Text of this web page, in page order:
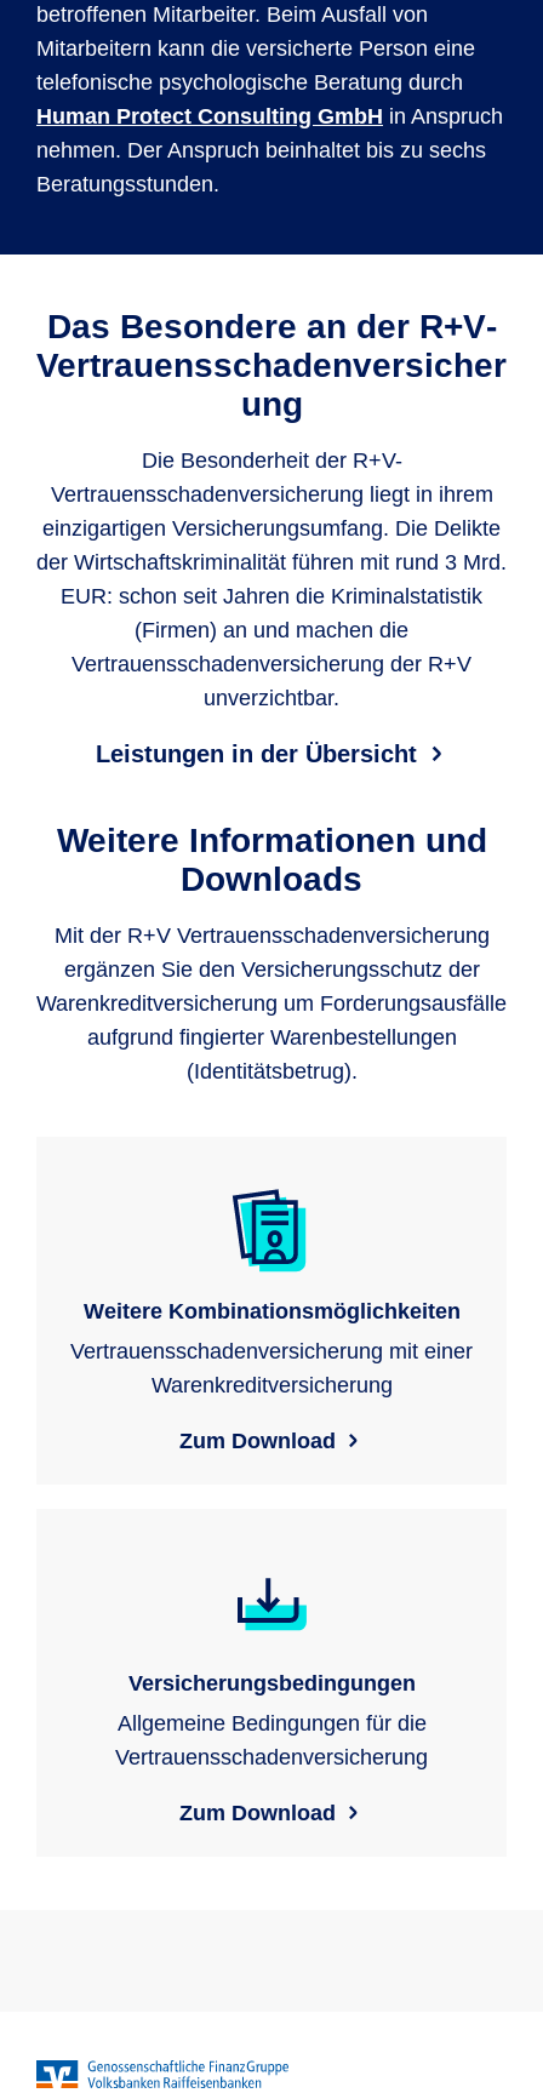
betroffenen Mitarbeiter. Beim Ausfall von
Mitarbeitern kann die versicherte Person eine
telefonische psychologische Beratung durch
Human Protect Consulting GmbH in Anspruch
nehmen. Der Anspruch beinhaltet bis zu sechs
Beratungsstunden.
Das Besondere an der R+V­
Vertrauensschadenversicher
ung
Die Besonderheit der R+V-
Vertrauensschadenversicherung liegt in ihrem
einzigartigen Versicherungsumfang. Die Delikte
der Wirtschaftskriminalität führen mit rund 3 Mrd.
EUR: schon seit Jahren die Kriminalstatistik
(Firmen) an und machen die
Vertrauensschadenversicherung der R+V
unverzichtbar.
Leistungen in der Übersicht
Weitere Informationen und
Downloads
Mit der R+V Vertrauensschadenversicherung
ergänzen Sie den Versicherungsschutz der
Warenkreditversicherung um Forderungsausfälle
aufgrund fingierter Warenbestellungen
(Identitätsbetrug).
Weitere Kombinationsmöglichkeiten
Vertrauensschadenversicherung mit einer
Warenkreditversicherung
Zum Download
Versicherungsbedingungen
Allgemeine Bedingungen für die
Vertrauensschadenversicherung
Zum Download